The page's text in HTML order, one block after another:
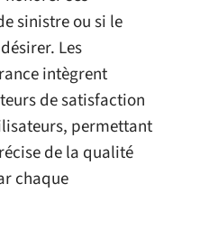
sinistre ou si le
Les
intègrent
de satisfaction
permettant
de la qualité
chaque